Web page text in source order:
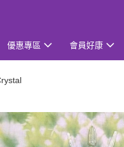
優惠專區 會員好康